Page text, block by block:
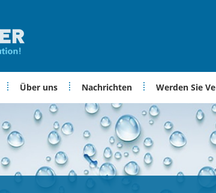
Über uns Nachrichten Werden Sie